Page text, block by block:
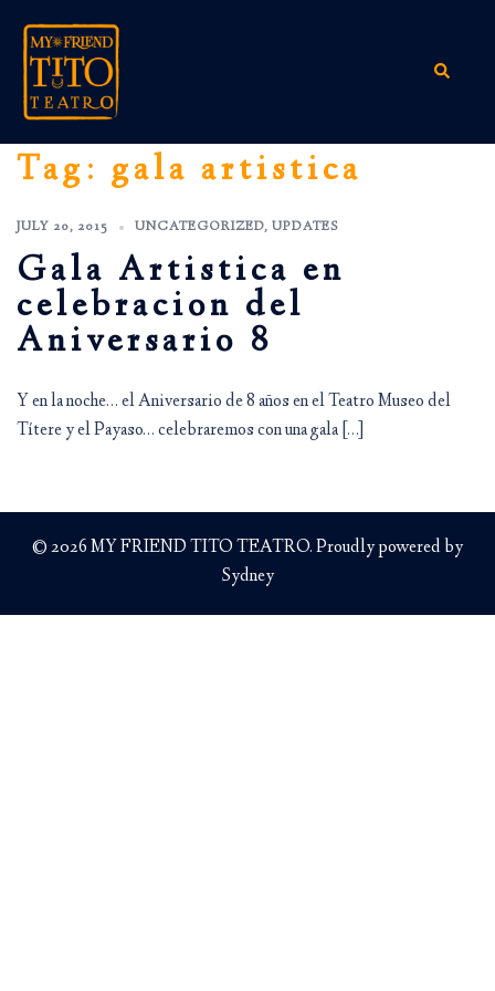
content
Search
Tag: gala artistica
JULY 20, 2015 UNCATEGORIZED, UPDATES
Gala Artistica en
celebracion del
Aniversario 8
Y en la noche… el Aniversario de 8 años en el Teatro Museo del
Títere y el Payaso… celebraremos con una gala […]
© 2026 MY FRIEND TITO TEATRO. Proudly powered by
Sydney